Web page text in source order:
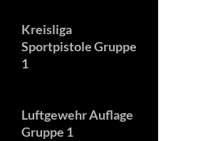
Kreisliga
Sportpistole Gruppe
1
Luftgewehr Auflage
Gruppe 1